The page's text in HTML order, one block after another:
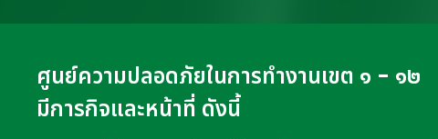
ศูนย์ความปลอดภัยในการทำงานเขต ๑ - ๑๒
มีการกิจและหน้าที่ ดังนี้